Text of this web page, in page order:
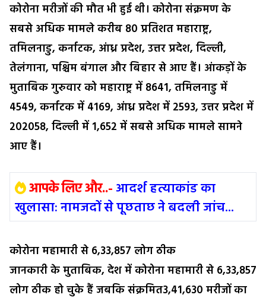
कोरोना मरीजों की मौत भी हुई थी। कोरोना संक्रमण के
सबसे अधिक मामले करीब 80 प्रतिशत महाराष्ट्र,
तमिलनाडु, कर्नाटक, आंध्र प्रदेश, उत्तर प्रदेश, दिल्ली,
तेलंगाना, पश्चिम बंगाल और बिहार से आए हैं। आंकड़ों के
मुताबिक गुरुवार को महाराष्ट्र में 8641, तमिलनाडु में
4549, कर्नाटक में 4169, आंध्र प्रदेश में 2593, उत्तर प्रदेश में
202058, दिल्ली में 1,652 में सबसे अधिक मामले सामने
आए हैं।
आपके लिए और..- आदर्श हत्याकांड का
खुलासा: नामजदों से पूछताछ ने बदली जांच...
कोरोना महामारी से 6,33,857 लोग ठीक
जानकारी के मुताबिक, देश में कोरोना महामारी से 6,33,857
लोग ठीक हो चुके हैं जबकि संक्रमित3,41,630 मरीजों का